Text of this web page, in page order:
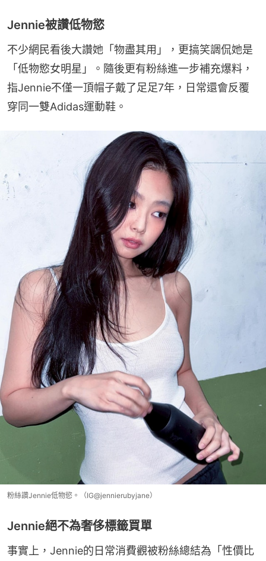
Jennie被讚低物慾
不少網民看後大讚她「物盡其用」，更搞笑調侃她是
「低物慾女明星」。隨後更有粉絲進一步補充爆料，
指Jennie不僅一頂帽子戴了足足7年，日常還會反覆
穿同一雙Adidas運動鞋。
粉絲讚Jennie低物慾。（IG@jennierubyjane）
Jennie絕不為奢侈標籤買單
事實上，Jennie的日常消費觀被粉絲總結為「性價比